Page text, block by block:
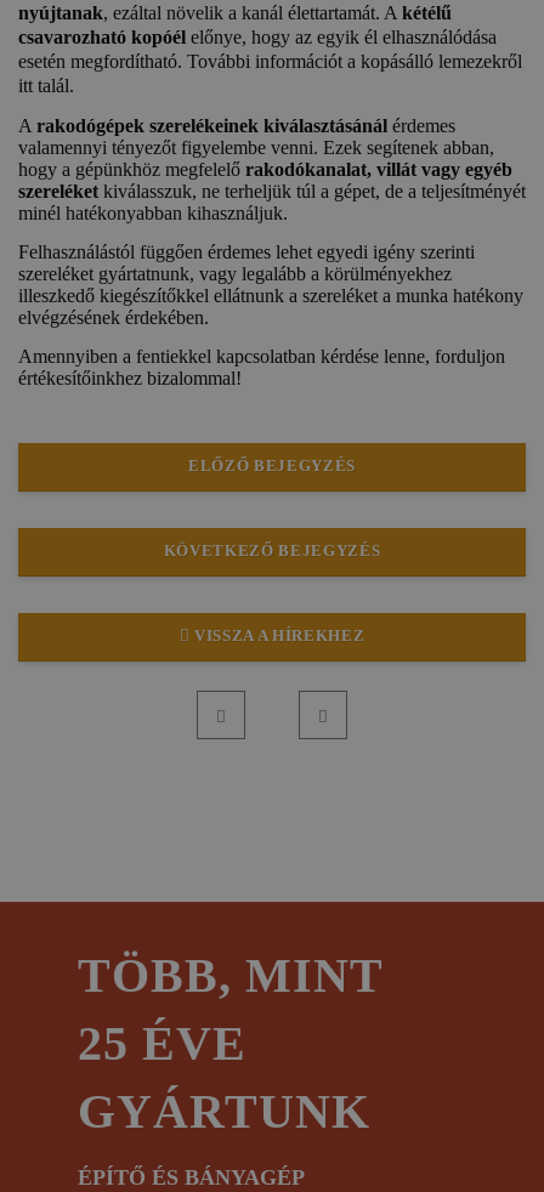
nyújtanak, ezáltal növelik a kanál élettartamát. A kétélű
csavarozható kopóél előnye, hogy az egyik él elhasználódása
esetén megfordítható. További információt a kopásálló lemezekről
itt talál.
A rakodógépek szerelékeinek kiválasztásánál érdemes
valamennyi tényezőt figyelembe venni. Ezek segítenek abban,
hogy a gépünkhöz megfelelő rakodókanalat, villát vagy egyéb
szereléket kiválasszuk, ne terheljük túl a gépet, de a teljesítményét
minél hatékonyabban kihasználjuk.
Felhasználástól függően érdemes lehet egyedi igény szerinti
szereléket gyártatnunk, vagy legalább a körülményekhez
illeszkedő kiegészítőkkel ellátnunk a szereléket a munka hatékony
elvégzésének érdekében.
Amennyiben a fentiekkel kapcsolatban kérdése lenne, forduljon
értékesítőinkhez bizalommal!
ELŐZŐ BEJEGYZÉS
KÖVETKEZŐ BEJEGYZÉS
VISSZA A HÍREKHEZ
TÖBB, MINT
25 ÉVE
GYÁRTUNK
ÉPÍTŐ ÉS BÁNYAGÉP